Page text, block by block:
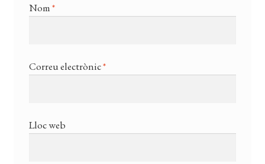
Nom*
Correu electrònic*
Lloc web